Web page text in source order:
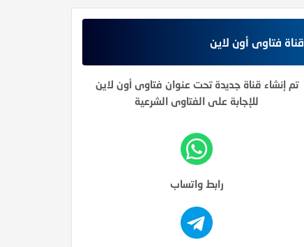
قناة فتاوى أون لاين
تم إنشاء قناة جديدة تحت عنوان فتاوى أون لاين
للإجابة على الفتاوى الشرعية
رابط واتساب